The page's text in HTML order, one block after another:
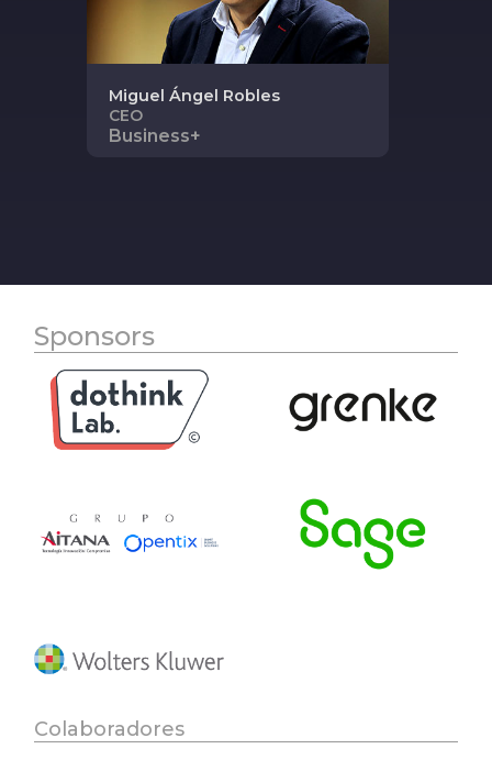
Miguel Ángel Robles
CEO
Business+
Sponsors
Colaboradores